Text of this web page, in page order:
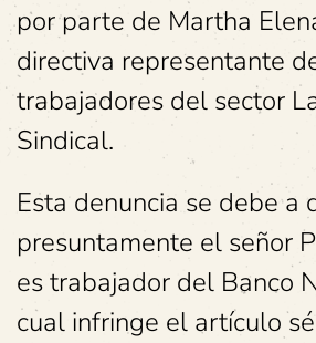
por parte de Martha
directiva representante
trabajadores del sector
Sindical.
Esta denuncia se debe a
presuntamente el señor
es trabajador del Banco
cual infringe el artículo